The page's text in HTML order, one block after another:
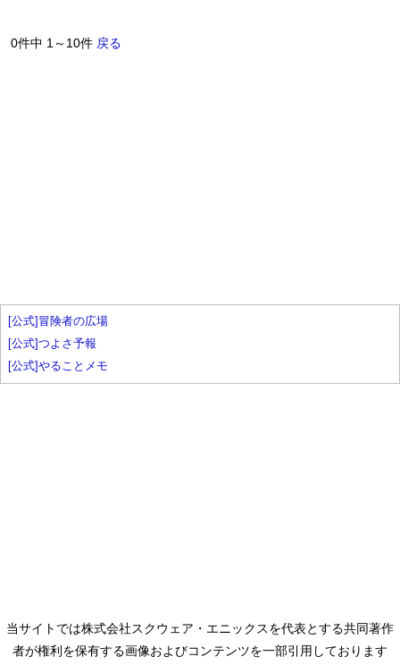
0件中 1～10件 戻る
[公式]冒険者の広場
[公式]つよさ予報
[公式]やることメモ
当サイトでは株式会社スクウェア・エニックスを代表とする共同著作
者が権利を保有する画像およびコンテンツを一部引用しております